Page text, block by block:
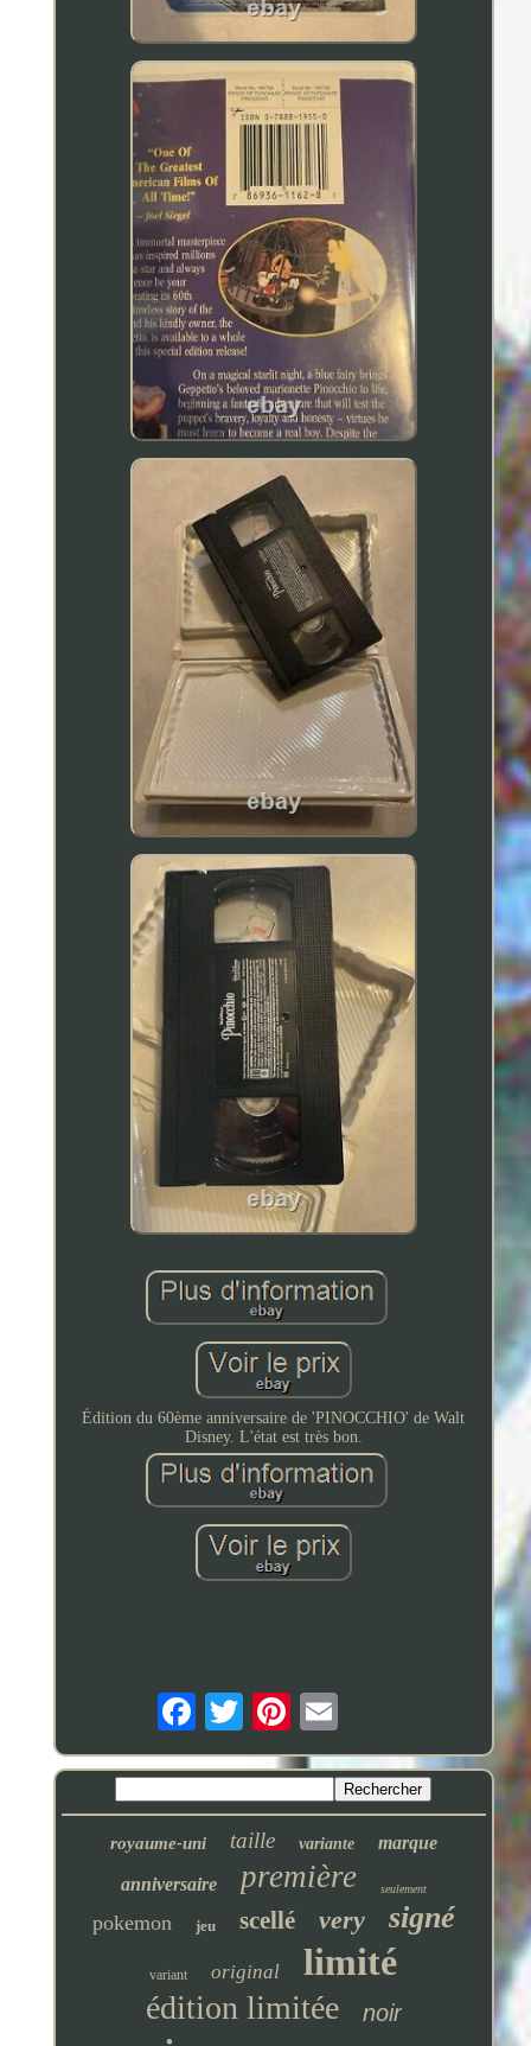
Édition du 60ème anniversaire de 'PINOCCHIO' de Walt
Disney. L'état est très bon.
royaume-uni taille variante marque
anniversaire première seulement
pokemon jeu scellé very signé
variant original limité
édition limitée noir